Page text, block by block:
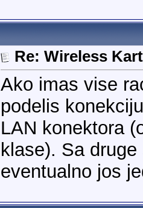
Re: Wireless
Ako imas vise
podelis
LAN konektora
klase). Sa
eventualno jos